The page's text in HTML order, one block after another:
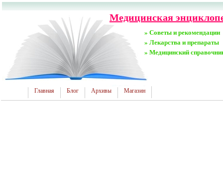
Медицинская
» Советы и рекомендации
» Лекарства и препараты
» Медицинский
Главная Блог Архивы Магазин